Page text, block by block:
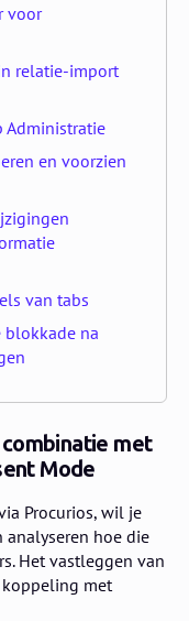
voor
relatie-import
en voorzien
van tabs
na
combinatie met
Mode
Procurios, wil je
hoe die
Het vastleggen van
met